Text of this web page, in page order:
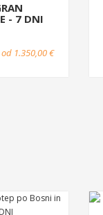
- 7 DNI
od 1.350,00 €